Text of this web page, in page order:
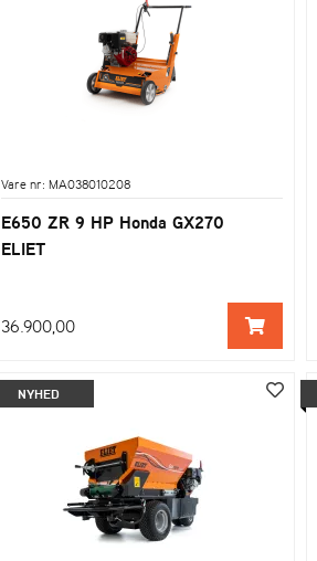
Vare nr: MA038010208
E650 ZR 9 HP Honda GX270
ELIET
36.900,00
NYHED